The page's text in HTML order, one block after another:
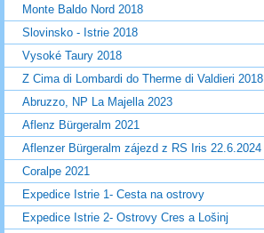
Monte Baldo Nord 2018
Slovinsko - Istrie 2018
Vysoké Taury 2018
Z Cima di Lombardi do Therme di Valdieri 2018
Abruzzo, NP La Majella 2023
Aflenz Bürgeralm 2021
Aflenzer Bürgeralm zájezd z RS Iris 22.6.2024
Coralpe 2021
Expedice Istrie 1- Cesta na ostrovy
Expedice Istrie 2- Ostrovy Cres a Lošinj